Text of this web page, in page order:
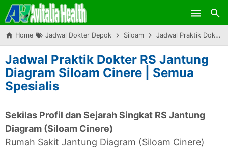
Skip to main content
Home Jadwal Dokter Depok Siloam Jadwal Praktik Dokter RS Jantung Diagram Siloam Cinere | Semua Spesialis
Jadwal Praktik Dokter RS Jantung
Diagram Siloam Cinere | Semua
Spesialis
Sekilas Profil dan Sejarah Singkat RS Jantung
Diagram (Siloam Cinere)
Rumah Sakit Jantung Diagram (Siloam Cinere)